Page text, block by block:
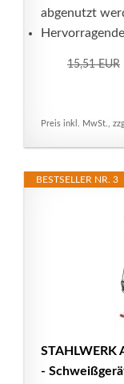
abgenutzt
15,51 EUR
Preis inkl. MwSt.,
BESTSELLER NR. 3
STAHLWERK
-